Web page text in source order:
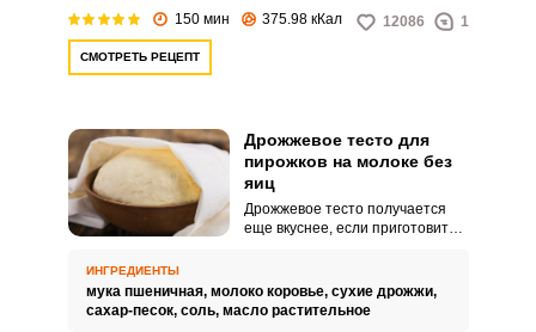
150 мин 375.98 кКал 12086 1
СМОТРЕТЬ РЕЦЕПТ
Дрожжевое тесто для
пирожков на молоке без
яиц
Дрожжевое тесто получается
еще вкуснее, если приготовить
нежное, оно просто тает во рту!
Настоящее объедение!
ИНГРЕДИЕНТЫ
мука пшеничная, молоко коровье, сухие дрожжи,
сахар-песок, соль, масло растительное